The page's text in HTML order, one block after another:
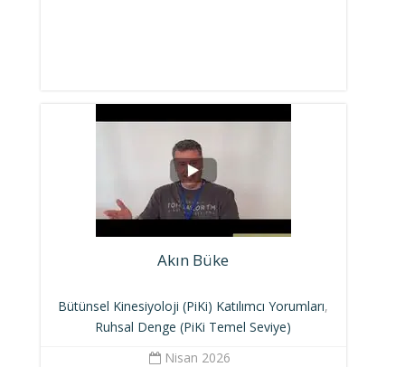
Akın Büke
Bütünsel Kinesiyoloji (PiKi) Katılımcı Yorumları,
Ruhsal Denge (PiKi Temel Seviye)
Nisan 2026